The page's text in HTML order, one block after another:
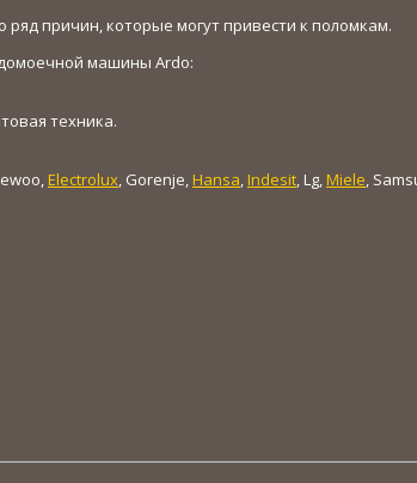
причин, которые могут привести к поломкам.
машины Ardo:
техника.
Electrolux, Gorenje, Hansa, Indesit, Lg, Miele,